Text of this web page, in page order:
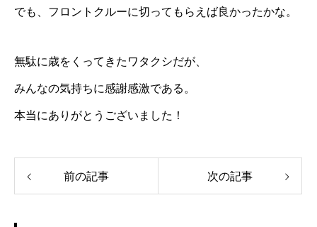
でも、フロントクルーに切ってもらえば良かったかな。
無駄に歳をくってきたワタクシだが、
みんなの気持ちに感謝感激である。
本当にありがとうございました！
前の記事 次の記事